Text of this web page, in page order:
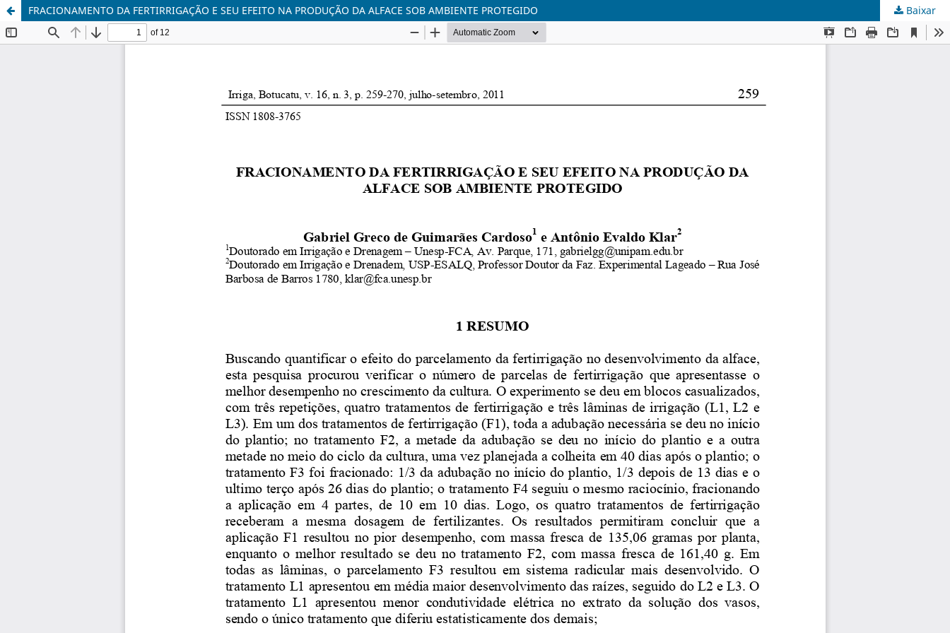
FRACIONAMENTO DA FERTIRRIGAÇÃO E SEU EFEITO NA PRODUÇÃO DA ALFACE SOB AMBIENTE PROTEGIDO Baixar